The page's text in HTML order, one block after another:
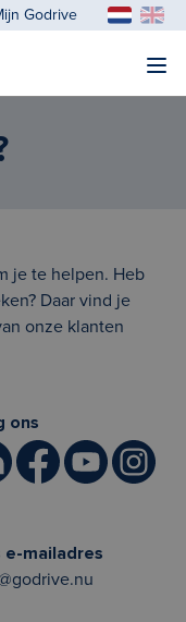
Godrive
je te helpen. Heb
Daar vind je
onze klanten
ons
e-mailadres